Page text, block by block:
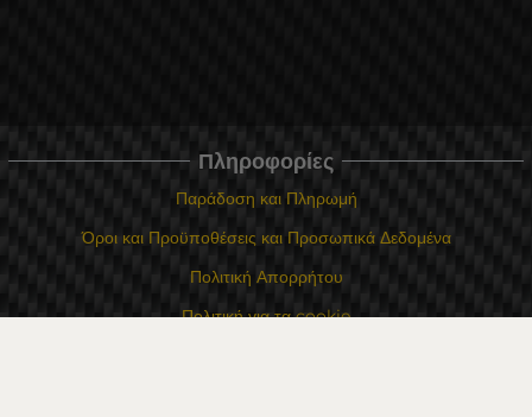
Πληροφορίες
Παράδοση και Πληρωμή
Όροι και Προϋποθέσεις και Προσωπικά Δεδομένα
Πολιτική Απορρήτου
Πολιτική για τα cookie